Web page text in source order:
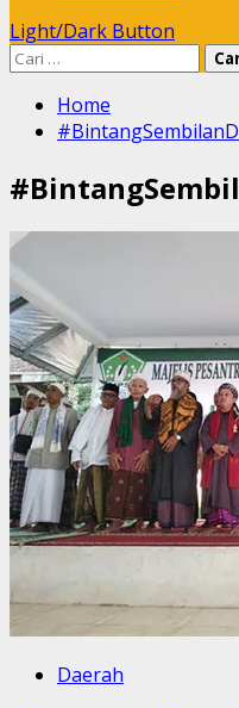
Light/Dark Button
Cari
Home
Daerah